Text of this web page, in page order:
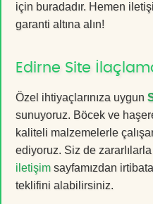
için buradadır. Hemen
garanti altına alın!
Edirne Site
Özel ihtiyaçlarınıza uygun
sunuyoruz. Böcek ve
kaliteli malzemelerle
ediyoruz. Siz de
iletişim sayfamızdan
teklifini alabilirsiniz.